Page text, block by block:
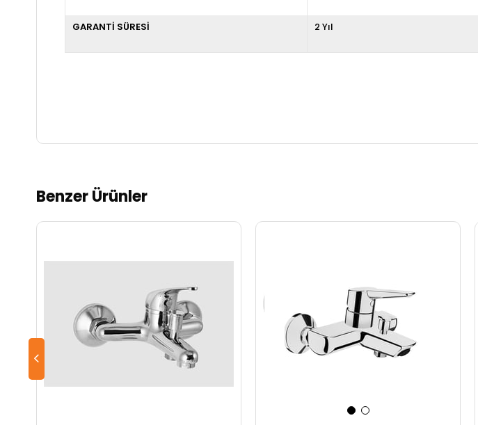
GARANTİ SÜRESİ 2 Yıl
Benzer Ürünler